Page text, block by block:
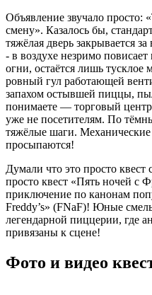
Объявление звучало просто:
смену». Казалось бы,
тяжёлая дверь закрывается
- в воздухе незримо
огни, остаётся лишь
ровный гул работающей
запахом остывшей пиццы,
понимаете — торговый
уже не посетителям. По
тяжёлые шаги.
просыпаются!
Думали что это просто
просто квест «Пять ночей с
приключение по канонам
Freddy’s» (FNaF)! Юные
легендарной пиццерии, где
привязаны к сцене!
Фото и видео